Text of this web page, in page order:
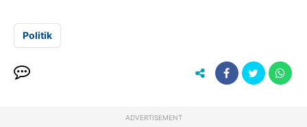
Politik
ADVERTISEMENT